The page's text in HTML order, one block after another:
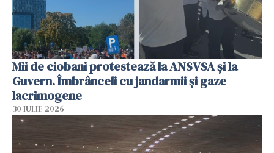
Mii de ciobani protestează la ANSVSA și la
Guvern. Îmbrânceli cu jandarmii și gaze
lacrimogene
30 IULIE 2026